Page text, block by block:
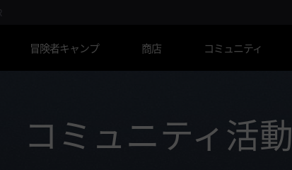
冒険者キャンプ 商店 コミュニティ
コミュニティ活動